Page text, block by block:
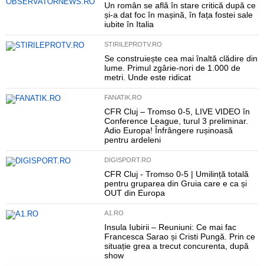
Un român se află în stare critică după ce
și-a dat foc în mașină, în fața fostei sale
iubite în Italia
STIRILEPROTV.RO
Se construiește cea mai înaltă clădire din
lume. Primul zgârie-nori de 1.000 de
metri. Unde este ridicat
FANATIK.RO
CFR Cluj – Tromso 0-5, LIVE VIDEO în
Conference League, turul 3 preliminar.
Adio Europa! Înfrângere rușinoasă
pentru ardeleni
DIGISPORT.RO
CFR Cluj - Tromso 0-5 | Umilință totală
pentru gruparea din Gruia care e ca și
OUT din Europa
A1.RO
Insula Iubirii – Reuniuni: Ce mai fac
Francesca Sarao și Cristi Pungă. Prin ce
situație grea a trecut concurenta, după
show